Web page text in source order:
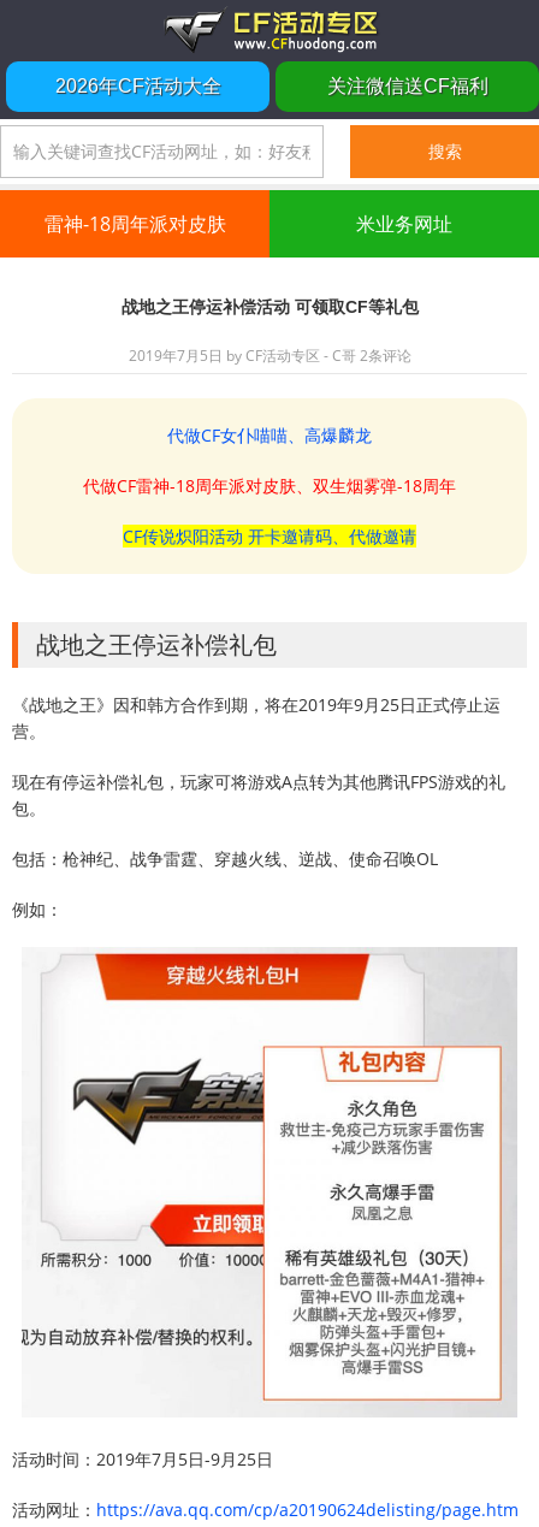
2026年CF活动大全 关注微信送CF福利
雷神-18周年派对皮肤 米业务网址
战地之王停运补偿活动 可领取CF等礼包
2019年7月5日 byCF活动专区 - C哥 2条评论
代做CF女仆喵喵、高爆麟龙
代做CF雷神-18周年派对皮肤、双生烟雾弹-18周年
CF传说炽阳活动 开卡邀请码、代做邀请
战地之王停运补偿礼包
《战地之王》因和韩方合作到期，将在2019年9月25日正式停止运
营。
现在有停运补偿礼包，玩家可将游戏A点转为其他腾讯FPS游戏的礼
包。
包括：枪神纪、战争雷霆、穿越火线、逆战、使命召唤OL
例如：
活动时间：2019年7月5日-9月25日
活动网址： https://ava.qq.com/cp/a20190624delisting/page.htm